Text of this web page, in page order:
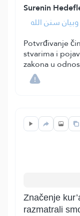
Surenin
سنن الله
Potvrđivanje
stvarima i
zakona u
Značenje
razmatrali